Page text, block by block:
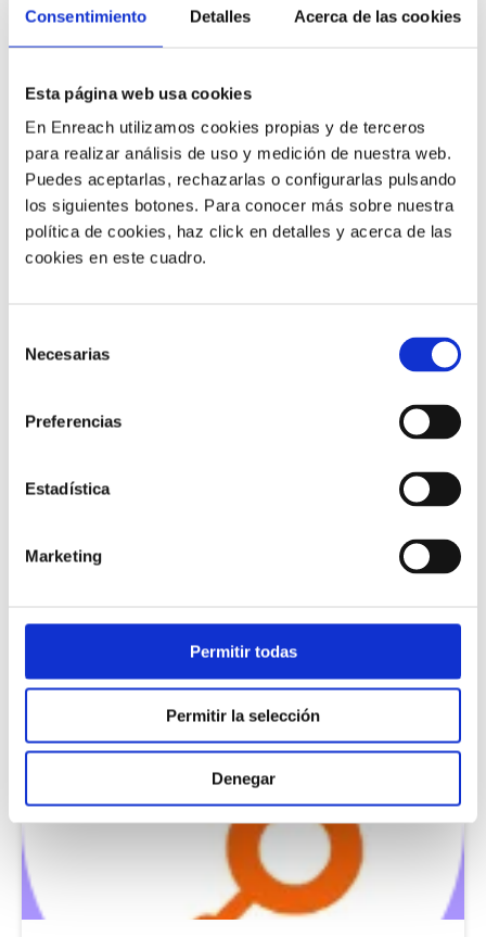
Consentimiento Detalles Acerca de las cookies
Esta página web usa cookies
En Enreach utilizamos cookies propias y de terceros
para realizar análisis de uso y medición de nuestra web.
Puedes aceptarlas, rechazarlas o configurarlas pulsando
los siguientes botones. Para conocer más sobre nuestra
política de cookies, haz click en detalles y acerca de las
cookies en este cuadro.
Necesarias
Preferencias
Estadística
Marketing
Permitir todas
Permitir la selección
Denegar
llamando y automatiza la apertura de pestañas
Saber más
Llama haciendo click en el número de teléfono,
accede a la ficha del cliente que te está
llamando, automatiza la apertura de pestañas de